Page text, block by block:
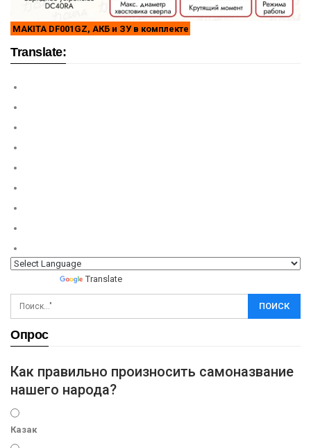
MAKITA DF001GZ, АКБ и ЗУ в комплекте
Translate:
Translate
Опрос
Как правильно произносить самоназвание
нашего народа?
Казак